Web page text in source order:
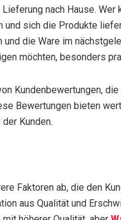
nach Hause. Wer
und sich die Produkte
die Ware im
möchten, besonders
Kundenbewertungen,
Bewertungen bieten
Kunden.
Faktoren ab, die den
aus Qualität und